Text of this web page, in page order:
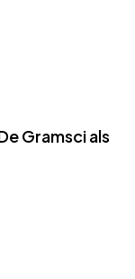
Gramsci als